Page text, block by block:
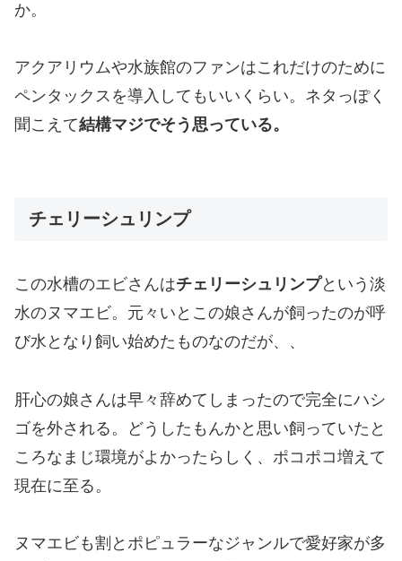
か。
アクアリウムや水族館のファンはこれだけのために
ペンタックスを導入してもいいくらい。ネタっぽく
聞こえて結構マジでそう思っている。
チェリーシュリンプ
この水槽のエビさんはチェリーシュリンプという淡
水のヌマエビ。元々いとこの娘さんが飼ったのが呼
び水となり飼い始めたものなのだが、、
肝心の娘さんは早々辞めてしまったので完全にハシ
ゴを外される。どうしたもんかと思い飼っていたと
ころなまじ環境がよかったらしく、ポコポコ増えて
現在に至る。
ヌマエビも割とポピュラーなジャンルで愛好家が多